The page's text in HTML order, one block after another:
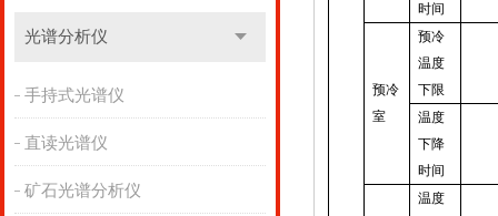
光谱分析仪
手持式光谱仪
直读光谱仪
矿石光谱分析仪
时间
预冷
室
预冷
温度
下限
温度
下降
时间
温度